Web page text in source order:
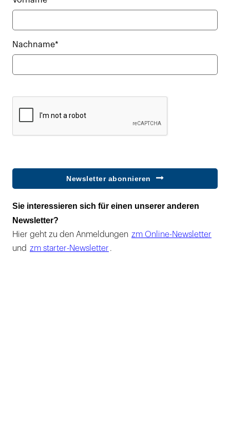
Nachname*
Newsletter abonnieren
Sie interessieren sich für einen unserer anderen
Newsletter?
Hier geht zu den Anmeldungen zm Online-Newsletter
und zm starter-Newsletter .